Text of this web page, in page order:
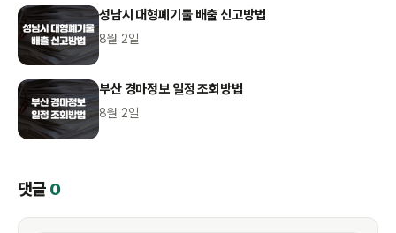
성남시 대형폐기물 배출 신고방법
8월 2일
부산 경마정보 일정 조회방법
8월 2일
댓글 0